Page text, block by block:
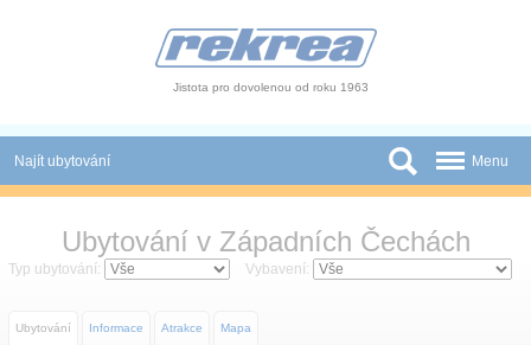
Jistota pro dovolenou od roku 1963
Najít ubytování
Slevy a Last Minute
Menu
Ubytování v Západních Čechách
Typ ubytování: Vybavení:
Ubytování Informace Atrakce Mapa